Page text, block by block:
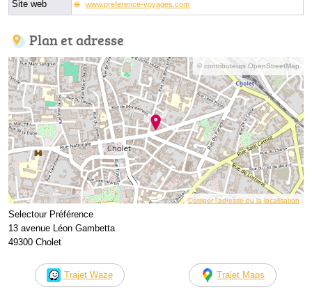
Site web www.preference-voyages.com
Plan et adresse
© contributeurs OpenStreetMap
Corriger l’adresse ou la localisation
Selectour Préférence
13 avenue Léon Gambetta
49300 Cholet
Trajet Waze Trajet Maps